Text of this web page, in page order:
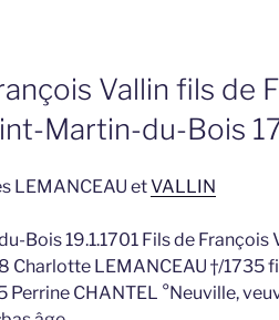
Vallin fils de
Martin-du-Bois
LEMANCEAU etVALLIN
Bois 19.1.1701 Fils de François
LEMANCEAU †/1735
CHANTEL °Neuville,